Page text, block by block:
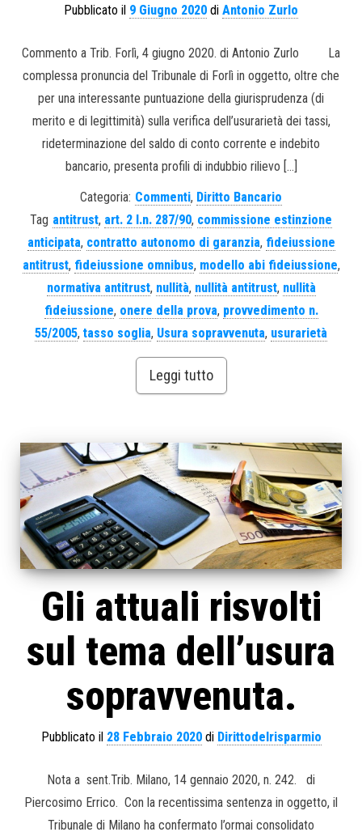
Pubblicato il 9 Giugno 2020 di Antonio Zurlo
Commento a Trib. Forlì, 4 giugno 2020. di Antonio Zurlo La
complessa pronuncia del Tribunale di Forlì in oggetto, oltre che
per una interessante puntuazione della giurisprudenza (di
merito e di legittimità) sulla verifica dell’usurarietà dei tassi,
rideterminazione del saldo di conto corrente e indebito
bancario, presenta profili di indubbio rilievo […]
Categoria: Commenti, Diritto Bancario
Tag antitrust, art. 2 l.n. 287/90, commissione estinzione
anticipata, contratto autonomo di garanzia, fideiussione
antitrust, fideiussione omnibus, modello abi fideiussione,
normativa antitrust, nullità, nullità antitrust, nullità
fideiussione, onere della prova, provvedimento n.
55/2005, tasso soglia, Usura sopravvenuta, usurarietà
Leggi tutto
Gli attuali risvolti
sul tema dell’usura
sopravvenuta.
Pubblicato il 28 Febbraio 2020di Dirittodelrisparmio
Nota a sent.Trib. Milano, 14 gennaio 2020, n. 242. di
Piercosimo Errico. Con la recentissima sentenza in oggetto, il
Tribunale di Milano ha confermato l’ormai consolidato